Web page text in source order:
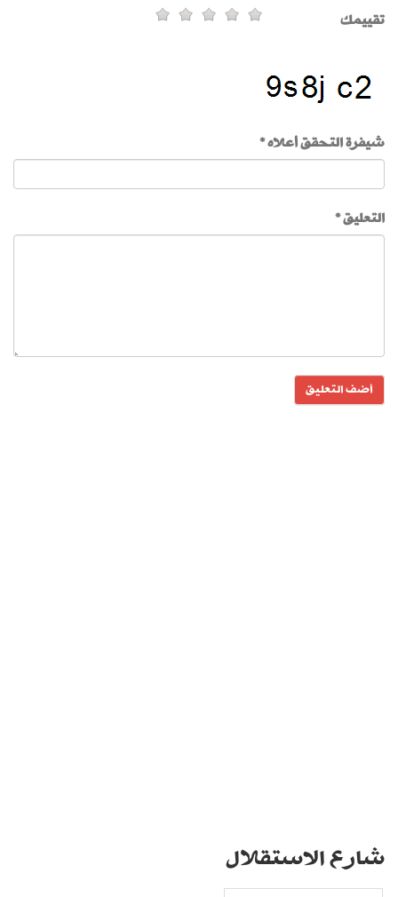
تقييمك
شيفرة التحقق أعلاه *
التعليق *
شارع الاستقلال